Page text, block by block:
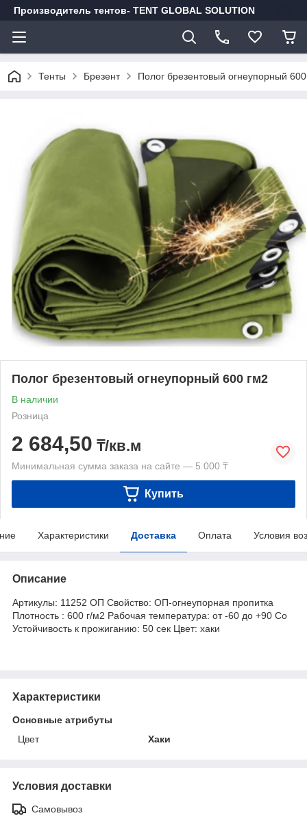
Производитель тентов- TENT GLOBAL SOLUTION
Тенты Брезент Полог брезентовый огнеупорный
Полог брезентовый огнеупорный 600 гм2
В наличии
Розница
2 684,50 ₸/кв.м
Минимальная сумма заказа на сайте — 5 000 ₸
Купить
Характеристики Доставка Оплата Условия
Описание
Артикулы: 11252 ОП Свойство: ОП-огнеупорная пропитка
Плотность : 600 г/м2 Рабочая температура: от -60 до +90 Co
Устойчивость к прожиганию: 50 сек Цвет: хаки
Характеристики
Основные атрибуты
Цвет
Хаки
Условия доставки
Самовывоз